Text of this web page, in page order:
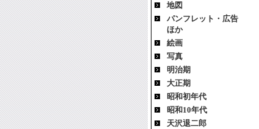
地図
パンフレット・広告
ほか
絵画
写真
明治期
大正期
昭和初年代
昭和10年代
天沢退二郎